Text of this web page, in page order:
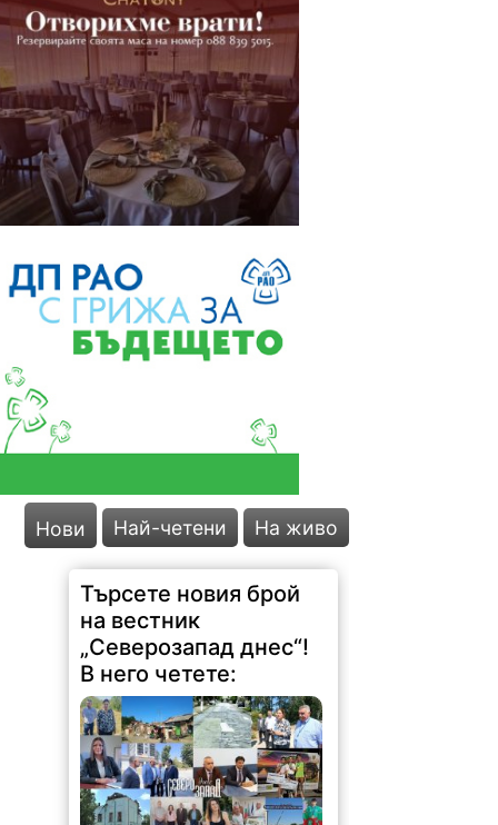
Нови Най-четени На живо
Търсете новия брой
на вестник
„Северозапад днес“!
В него четете: